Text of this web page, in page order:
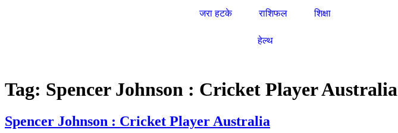
जरा हटके राशिफल शिक्षा
हेल्थ
Tag: Spencer Johnson : Cricket Player Australia
Spencer Johnson : Cricket Player Australia